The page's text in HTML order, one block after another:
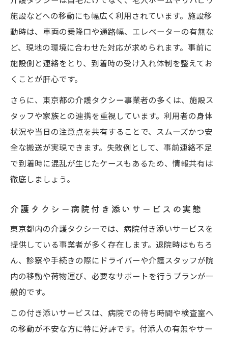
施設などへの移動にも幅広く利用されています。施設移
動時は、車両の乗降口や通路幅、エレベーターの有無な
ど、現地の環境に合わせた対応が求められます。事前に
施設側と連絡をとり、到着時の受け入れ体制を整えてお
くことが肝心です。
さらに、東京都の介護タクシー事業者の多くは、施設ス
タッフや家族との連携を重視しています。利用者の身体
状況や当日の注意点を共有することで、スムーズかつ安
全な搬送が実現できます。失敗例として、事前連絡不足
で到着時に混乱が生じたケースもあるため、情報共有は
徹底しましょう。
介護タクシー病院付き添いサービスの実態
東京都内の介護タクシーでは、病院付き添いサービスを
提供している事業者が多く存在します。退院時はもちろ
ん、診察や手続きの際にドライバーや介護スタッフが院
内の移動や荷物運び、必要なサポートを行うプランが一
般的です。
この付き添いサービスは、病院での待ち時間や検査室へ
の移動が不安な方に特に好評です。付添人の有無やサー